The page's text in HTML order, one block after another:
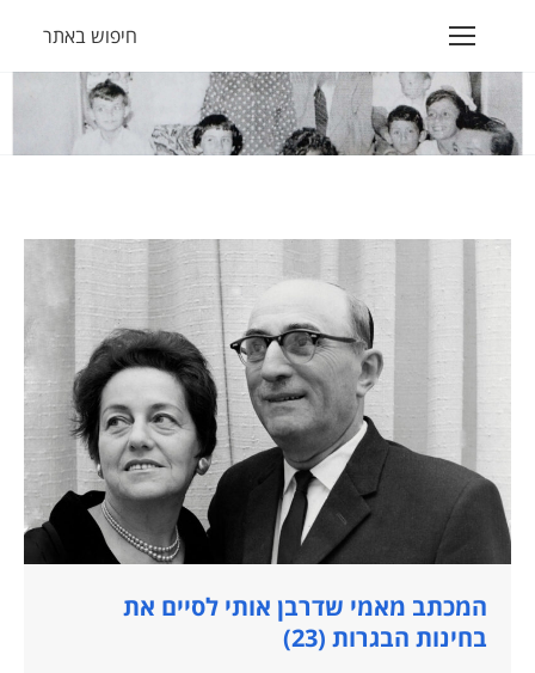
Search:
חיפוש באתר
הנך נמצא כאן:
המכתב מאמי שדרבן אותי לסיים את
בחינות הבגרות (23)